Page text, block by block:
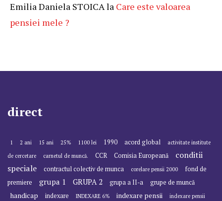
Emilia Daniela STOICAla Care este valoarea
pensiei mele ?
direct
1 2 ani 15 ani 25% 1100 lei 1990 acord global
activitate institute
de cercetare
carnetul de muncă. CCR Comisia Europeană
conditii
speciale
contractul colectiv de munca corelare pensii 2000
fond de
premiere
grupa 1 GRUPA 2 grupa a II-a grupe de muncă
handicap indexare INDEXARE 6% indexare pensii indexare pensii